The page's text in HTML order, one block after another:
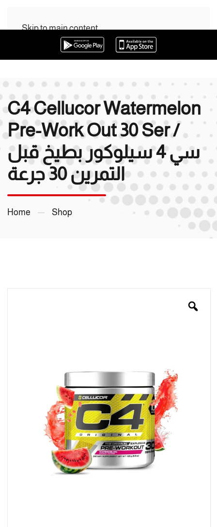
Skip to main content
C4 Cellucor Watermelon
Pre-Work Out 30 Ser /
سي 4 سيلوكور بطيخ قبل
التمرين 30 جرعة
Home Shop